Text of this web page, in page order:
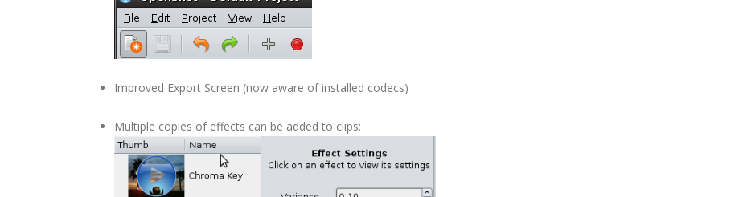
Improved Export Screen (now aware of installed codecs)
Multiple copies of effects can be added to clips: